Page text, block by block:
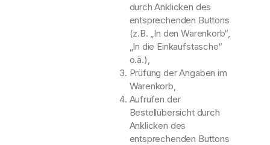
durch Anklicken des
entsprechenden Buttons
(z.B. „In den Warenkorb“,
„In die Einkaufstasche“
o.ä.),
Prüfung der Angaben im
Warenkorb,
Aufrufen der
Bestellübersicht durch
Anklicken des
entsprechenden Buttons